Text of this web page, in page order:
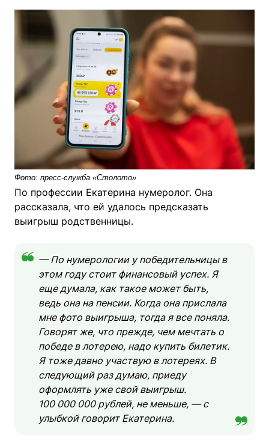
Фото: пресс-служба «Столото»
По профессии Екатерина нумеролог. Она
рассказала, что ей удалось предсказать
выигрыш родственницы.
— По нумерологии у победительницы в
этом году стоит финансовый успех. Я
еще думала, как такое может быть,
ведь она на пенсии. Когда она прислала
мне фото выигрыша, тогда я все поняла.
Говорят же, что прежде, чем мечтать о
победе в лотерею, надо купить билетик.
Я тоже давно участвую в лотереях. В
следующий раз думаю, приеду
оформлять уже свой выигрыш.
100 000 000 рублей, не меньше, — с
улыбкой говорит Екатерина.